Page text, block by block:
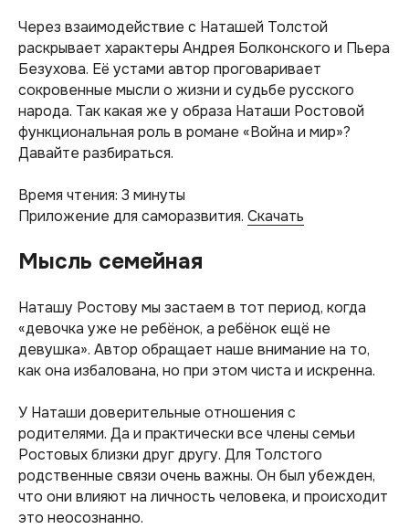
Через взаимодействие с Наташей Толстой
раскрывает характеры Андрея Болконского и Пьера
Безухова. Её устами автор проговаривает
сокровенные мысли о жизни и судьбе русского
народа. Так какая же у образа Наташи Ростовой
функциональная роль в романе «Война и мир»?
Давайте разбираться.
Время чтения: 3 минуты
Приложение для саморазвития. Скачать
Мысль семейная
Наташу Ростову мы застаем в тот период, когда
«девочка уже не ребёнок, а ребёнок ещё не
девушка». Автор обращает наше внимание на то,
как она избалована, но при этом чиста и искренна.
У Наташи доверительные отношения с
родителями. Да и практически все члены семьи
Ростовых близки друг другу. Для Толстого
родственные связи очень важны. Он был убежден,
что они влияют на личность человека, и происходит
это неосознанно.